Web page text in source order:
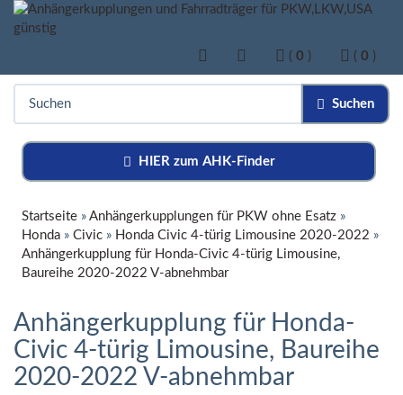
( 0 ) ( 0 )
Suchen
HIER zum AHK-Finder
Startseite » Anhängerkupplungen für PKW ohne Esatz »
Honda » Civic » Honda Civic 4-türig Limousine 2020-2022 »
Anhängerkupplung für Honda-Civic 4-türig Limousine,
Baureihe 2020-2022 V-abnehmbar
Anhängerkupplung für Honda-
Civic 4-türig Limousine, Baureihe
2020-2022 V-abnehmbar